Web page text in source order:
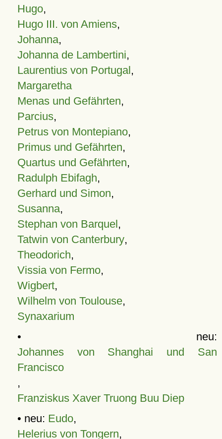
Hugo,
Hugo III. von Amiens,
Johanna,
Johanna de Lambertini,
Laurentius von Portugal,
Margaretha
Menas und Gefährten,
Parcius,
Petrus von Montepiano,
Primus und Gefährten,
Quartus und Gefährten,
Radulph Ebifagh,
Gerhard und Simon,
Susanna,
Stephan von Barquel,
Tatwin von Canterbury,
Theodorich,
Vissia von Fermo,
Wigbert,
Wilhelm von Toulouse,
Synaxarium
• neu:
Johannes von Shanghai und San
Francisco
,
Franziskus Xaver Truong Buu Diep
• neu: Eudo,
Helerius von Tongern,